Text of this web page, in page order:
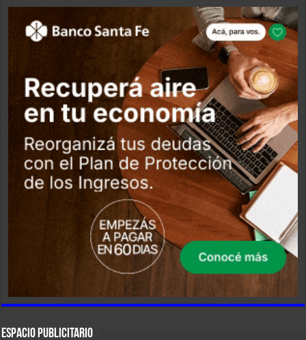
ESPACIO PUBLICITARIO